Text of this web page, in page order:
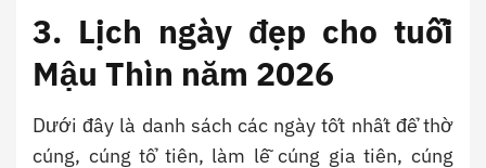
3. Lịch ngày đẹp cho tuổi
Mậu Thìn năm 2026
Dưới đây là danh sách các ngày tốt nhất để thờ
cúng, cúng tổ tiên, làm lễ cúng gia tiên, cúng